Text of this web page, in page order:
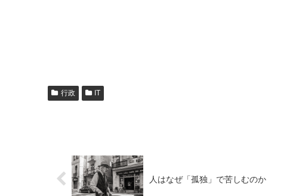
行政 IT
人はなぜ「孤独」で苦しむのか